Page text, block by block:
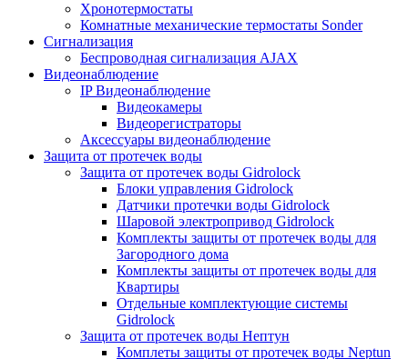
Хронотермостаты
Комнатные механические термостаты Sonder
Сигнализация
Беспроводная сигнализация AJAX
Видеонаблюдение
IP Видеонаблюдение
Видеокамеры
Видеорегистраторы
Аксессуары видеонаблюдение
Защита от протечек воды
Защита от протечек воды Gidrolock
Блоки управления Gidrolock
Датчики протечки воды Gidrolock
Шаровой электропривод Gidrolock
Комплекты защиты от протечек воды для
Загородного дома
Комплекты защиты от протечек воды для
Квартиры
Отдельные комплектующие системы
Gidrolock
Защита от протечек воды Нептун
Комплеты защиты от протечек воды Neptun